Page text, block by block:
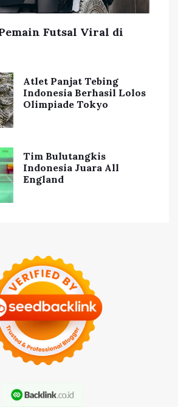
Futsal Viral di
Atlet Panjat Tebing
Indonesia Berhasil Lolos
Olimpiade Tokyo
Tim Bulutangkis
Indonesia Juara All
England